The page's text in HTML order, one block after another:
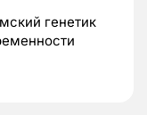
генетик